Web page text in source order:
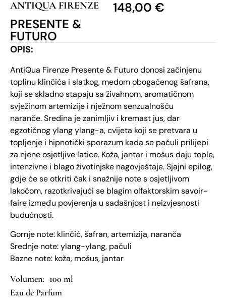
ANTIQUA FIRENZE
PRESENTE &
FUTURO
148,00 €
OPIS:
AntiQua Firenze Presente & Futuro donosi začinjenu
toplinu klinčića i slatkog, medom obogaćenog šafrana,
koji se skladno stapaju sa živahnom, aromatičnom
svježinom artemizije i nježnom senzualnošću
naranče.Sredina je zanimljiv i kremast jus, dar
egzotičnog ylang ylang-a, cvijeta koji se pretvara u
topljenje i hipnotički sporazum kada se pačuli prilijepi
za njene osjetljive latice. Koža, jantar i mošus daju tople,
intenzivne i blago životinjske nagovještaje. Sjajni epilog,
gdje će se otkriti čak i snažnije note s osjetljivom
lakoćom, razotkrivajući se blagim olfaktorskim savoir-
faire između povjerenja u sadašnjost i neizvjesnosti
budućnosti.
Gornje note: klinčić, šafran, artemizija, naranča
Srednje note: ylang-ylang, pačuli
Bazne note: koža, mošus, jantar
100 ml
Eau de Parfum